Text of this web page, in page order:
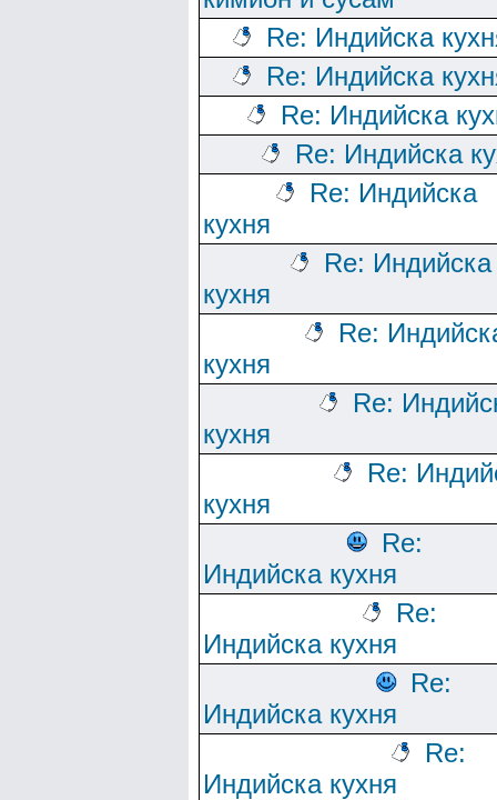
Re: Индийска
Re: Индийска
Re: Индийска
Re: Индийска
Re: Индийска
кухня
Re: Индийска
кухня
Re:
кухня
Re:
кухня
Re:
кухня
Re:
Индийска кухня
Re:
Индийска кухня
Re:
Индийска кухня
Re:
Индийска кухня